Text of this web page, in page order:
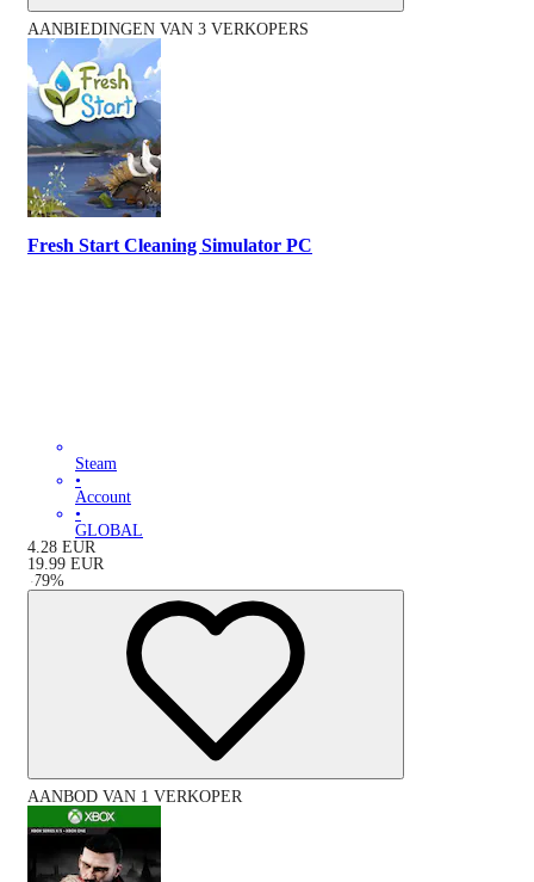
AANBIEDINGEN VAN 3 VERKOPERS
Fresh Start Cleaning Simulator PC
Steam
•
Account
•
GLOBAL
4.28 EUR
19.99 EUR
-79%
AANBOD VAN 1 VERKOPER